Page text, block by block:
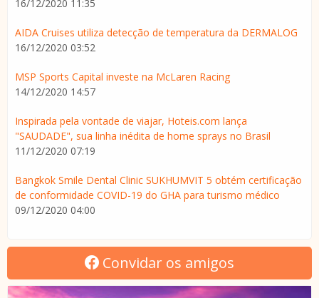
16/12/2020 11:35
AIDA Cruises utiliza detecção de temperatura da DERMALOG
16/12/2020 03:52
MSP Sports Capital investe na McLaren Racing
14/12/2020 14:57
Inspirada pela vontade de viajar, Hoteis.com lança
"SAUDADE", sua linha inédita de home sprays no Brasil
11/12/2020 07:19
Bangkok Smile Dental Clinic SUKHUMVIT 5 obtém certificação
de conformidade COVID-19 do GHA para turismo médico
09/12/2020 04:00
Convidar os amigos